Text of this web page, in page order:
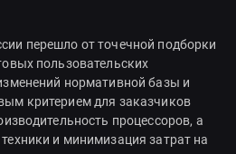
перешло от точечной подборки
пользовательских
нормативной базы и
критерием для заказчиков
процессоров, а
и минимизация затрат на